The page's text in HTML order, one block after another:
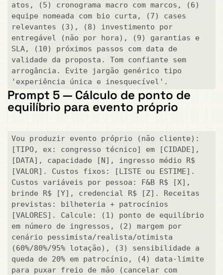
atos, (5) cronograma macro com marcos, (6)
equipe nomeada com bio curta, (7) cases
relevantes (3), (8) investimento por
entregável (não por hora), (9) garantias e
SLA, (10) próximos passos com data de
validade da proposta. Tom confiante sem
arrogância. Evite jargão genérico tipo
'experiência única e inesquecível'.
Prompt 5 — Cálculo de ponto de
equilíbrio para evento próprio
Vou produzir evento próprio (não cliente):
[TIPO, ex: congresso técnico] em [CIDADE],
[DATA], capacidade [N], ingresso médio R$
[VALOR]. Custos fixos: [LISTE ou ESTIME].
Custos variáveis por pessoa: F&B R$ [X],
brinde R$ [Y], credencial R$ [Z]. Receitas
previstas: bilheteria + patrocínios
[VALORES]. Calcule: (1) ponto de equilíbrio
em número de ingressos, (2) margem por
cenário pessimista/realista/otimista
(60%/80%/95% lotação), (3) sensibilidade a
queda de 20% em patrocínio, (4) data-limite
para puxar freio de mão (cancelar com